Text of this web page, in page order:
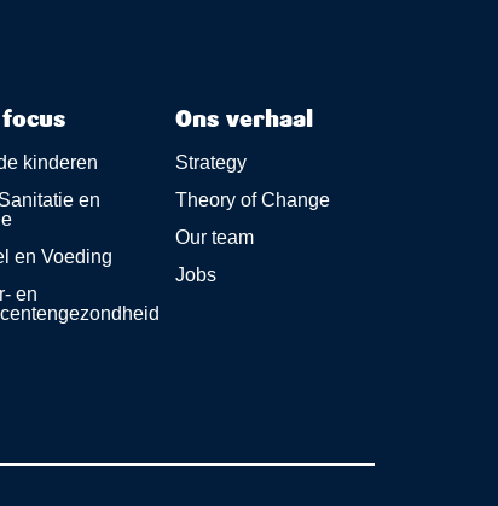
focus
kinderen
en
en Voeding
en
Ons verhaal
Strategy
Theory of Change
Our team
Jobs